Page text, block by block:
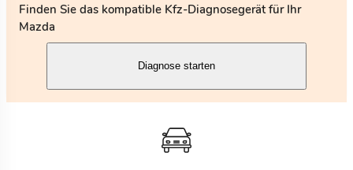
Finden Sie das kompatible Kfz-Diagnosegerät für Ihr
Mazda
Diagnose starten